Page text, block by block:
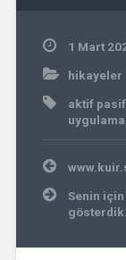
1 Mart
hikayeler
aktif
uygulama
Yazı
Senin için
gösterdik.